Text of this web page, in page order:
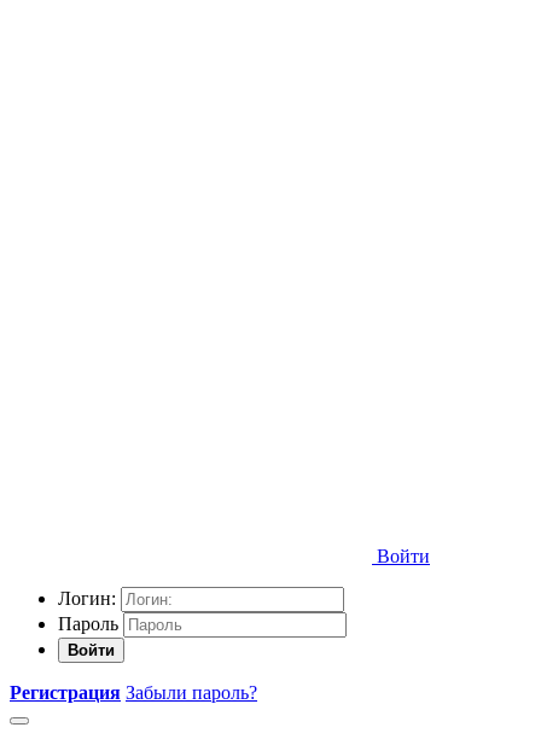
Войти
Логин:
Пароль
Войти
Регистрация Забыли пароль?